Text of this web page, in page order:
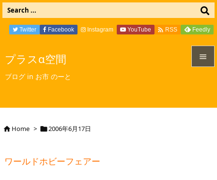
プラスα空間
ブログ in お市 のーと

Twitter Facebook Instagram YouTube  RSS Feedly
Home > 2006年6月17日
ワールドホビーフェアー